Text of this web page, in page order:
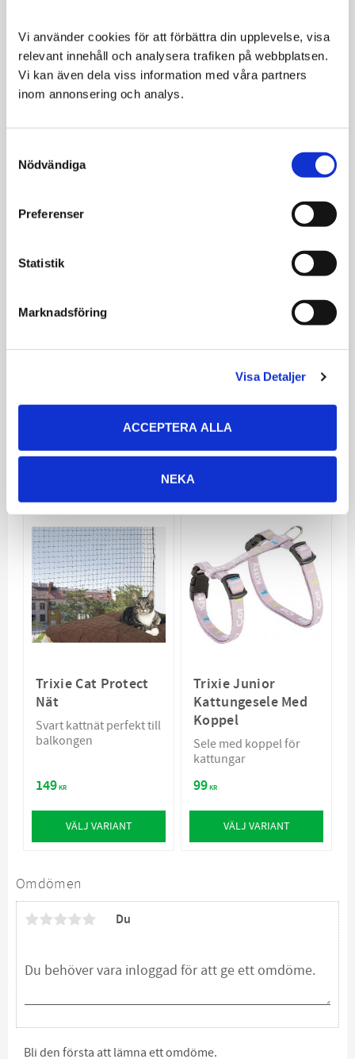
Vi använder cookies för att förbättra din upplevelse, visa
relevant innehåll och analysera trafiken på webbplatsen.
Vi kan även dela viss information med våra partners
inom annonsering och analys.
Selection
Nödvändiga
Preferenser
Statistik
Marknadsföring
Visa Detaljer
ACCEPTERA ALLA
NEKA
Omdömen
Du
Bli den första att lämna ett omdöme.
Oemotståndliga
godisbollar fyllda med
en krämig
överraskning!
43 KR
VÄLJ VARIANT
Storfavorit till alla
busiga katter
VÄLJ VARIANT
Urine Destroyer
Med Bjällra
Mjuk plyschboll med
15
Trixie Cat Protect
Nät
Svart kattnät perfekt till
balkongen
149KR
VÄLJ VARIANT
Trixie Junior
Kattungesele Med
Koppel
Sele med koppel för
kattungar
99KR
VÄLJ VARIANT